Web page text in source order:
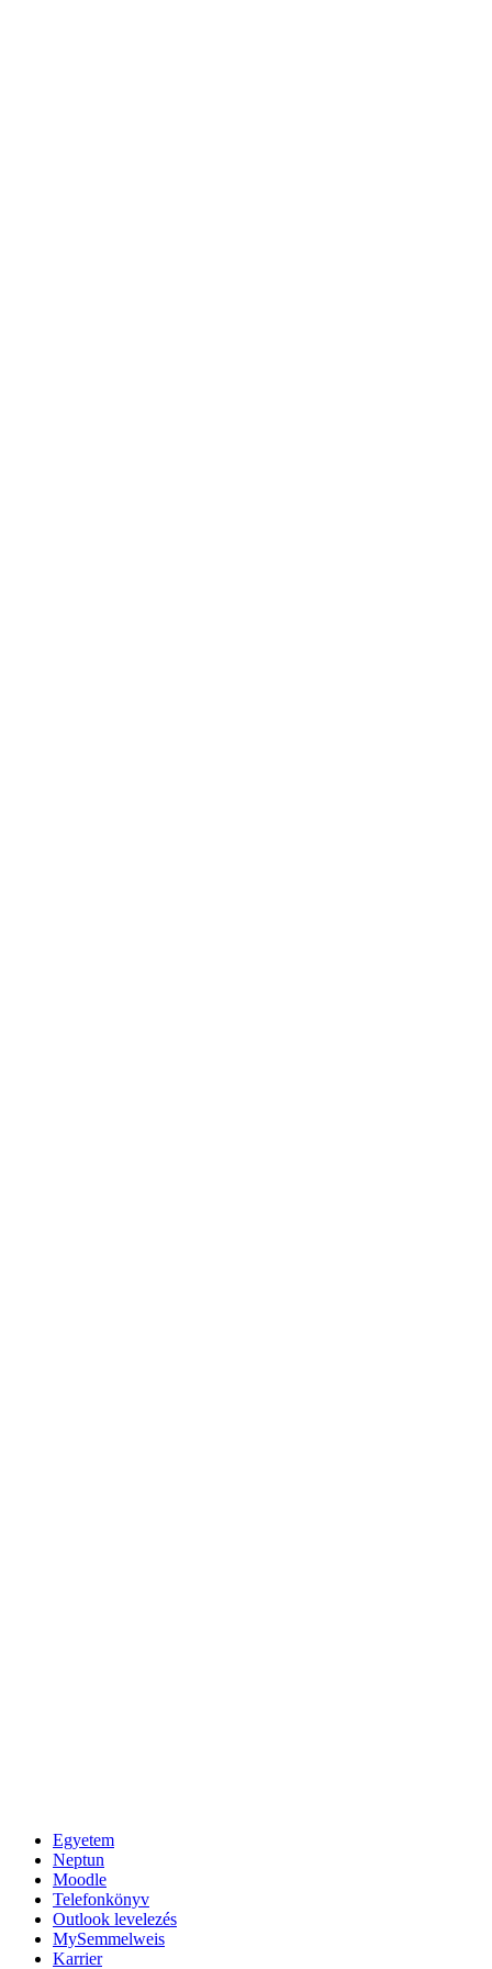
Egyetem
Neptun
Moodle
Telefonkönyv
Outlook levelezés
MySemmelweis
Karrier